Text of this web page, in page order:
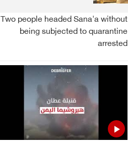
Two people headed Sana'a without
being subjected to quarantine
arrested